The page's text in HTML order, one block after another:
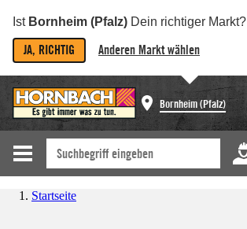
Ist Bornheim (Pfalz) Dein richtiger Markt?
JA, RICHTIG Anderen Markt wählen
Bornheim (Pfalz)
Startseite